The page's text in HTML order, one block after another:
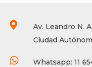

Av. Leandro N.
Ciudad
 Whatsapp: 11